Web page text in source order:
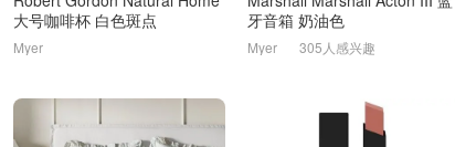
大号咖啡杯 白色斑点
Myer
牙音箱 奶油色
Myer 305人感兴趣